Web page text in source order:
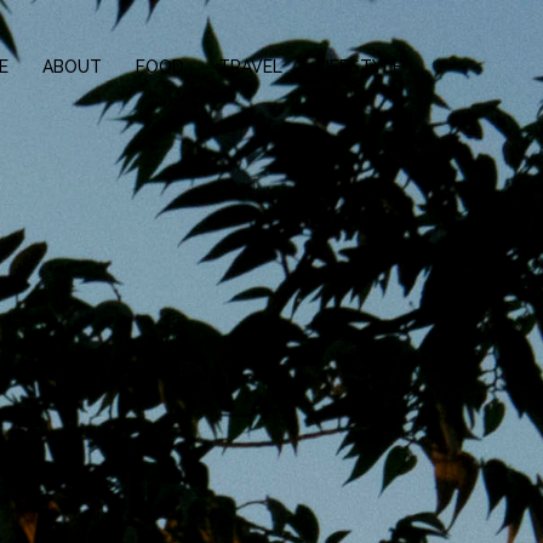
ABOUT FOOD TRAVEL LIFESTYLE